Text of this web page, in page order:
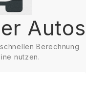
Autos
Berechnung
nutzen.